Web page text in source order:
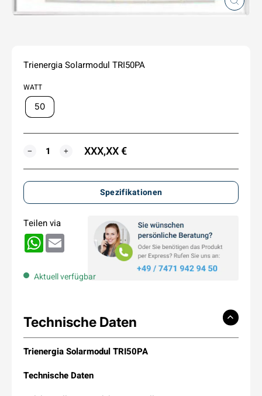
(Esc)
Trienergia Solarmodul TRI50PA
WATT
50
MENGE
− + XXX,XX €
Spezifikationen
Teilen via
WhatsApp
Aktuell verfügbar
Technische Daten
Trienergia Solarmodul TRI50PA
Technische Daten